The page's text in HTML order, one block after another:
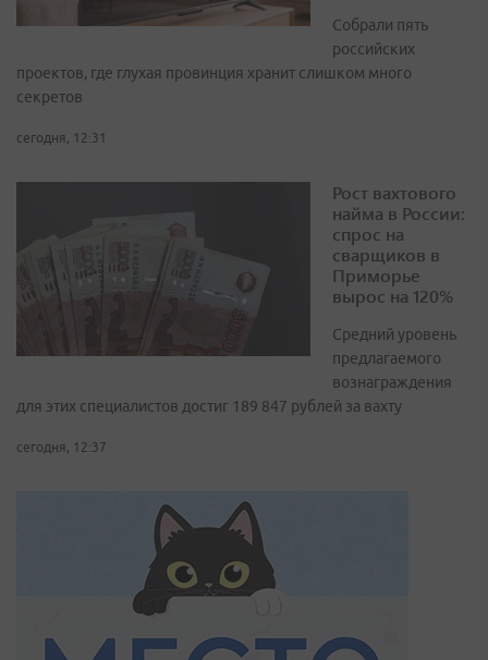
Собрали пять
российских
проектов, где глухая провинция хранит слишком много
секретов
сегодня, 12:31
Рост вахтового
найма в России:
спрос на
сварщиков в
Приморье
вырос на 120%
Средний уровень
предлагаемого
вознаграждения
для этих специалистов достиг 189 847 рублей за вахту
сегодня, 12:37